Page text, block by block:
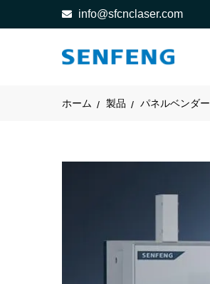
info@sfcnclaser.com
ホーム 製品 パネルベンダー